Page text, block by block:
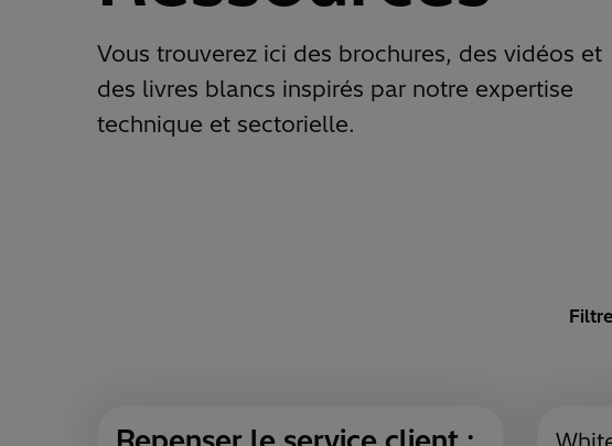
Vous trouverez ici des brochures, des vidéos et
des livres blancs inspirés par notre expertise
technique et sectorielle.